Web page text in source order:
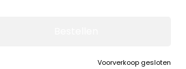
Voorverkoop gesloten